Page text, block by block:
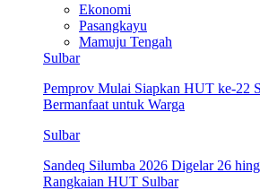
Ekonomi
Pasangkayu
Mamuju Tengah
Sulbar
Pemprov Mulai Siapkan HUT ke-22
Bermanfaat untuk Warga
Sulbar
Sandeq Silumba 2026 Digelar 26
Rangkaian HUT Sulbar